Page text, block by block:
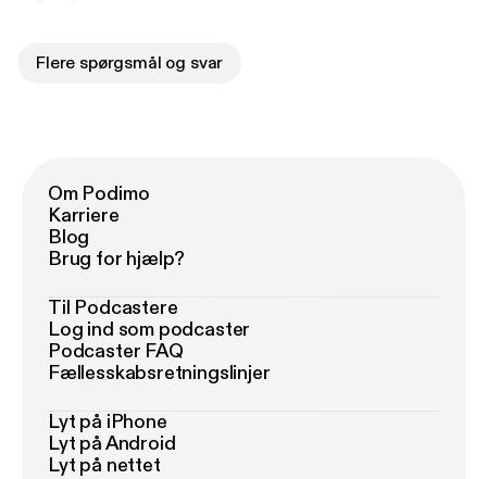
Flere spørgsmål og svar
Om Podimo
Karriere
Blog
Brug for hjælp?
Til Podcastere
Log ind som podcaster
Podcaster FAQ
Fællesskabsretningslinjer
Lyt på iPhone
Lyt på Android
Lyt på nettet